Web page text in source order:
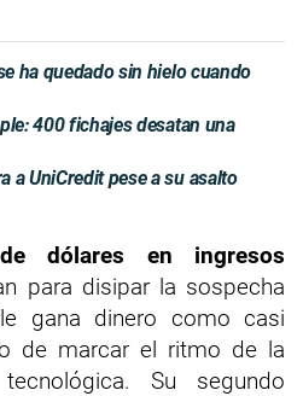
ha quedado sin hielo cuando
400 fichajes desatan una
a UniCredit pese a su asalto
dólares en ingresos
para disipar la sospecha
gana dinero como casi
de marcar el ritmo de la
Su segundo